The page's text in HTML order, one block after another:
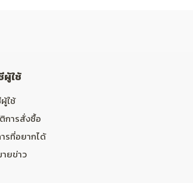
ใช้
ใช้
การสั่งซื้อ
รที่อยากได้
ยข่าว